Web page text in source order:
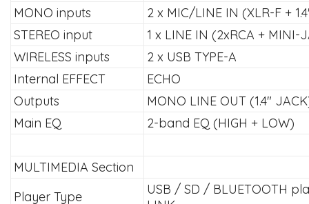
MONO inputs
2 x MIC/LINE IN (XLR-F +
STEREO input
1 x LINE IN (2xRCA + MINI-
WIRELESS inputs
2 x USB TYPE-A
Internal EFFECT
ECHO
Outputs
MONO LINE OUT (1.4"
Main EQ
2-band EQ (HIGH + LOW)
MULTIMEDIA Section
Player Type
USB / SD / BLUETOOTH